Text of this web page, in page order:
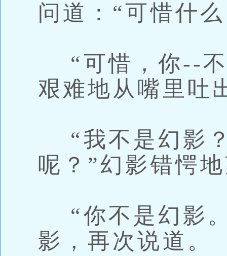
问道：“可惜什
“可惜，你--
艰难地从嘴里吐
“我不是幻影
呢？”幻影错愕
“你不是幻影
影，再次说道。